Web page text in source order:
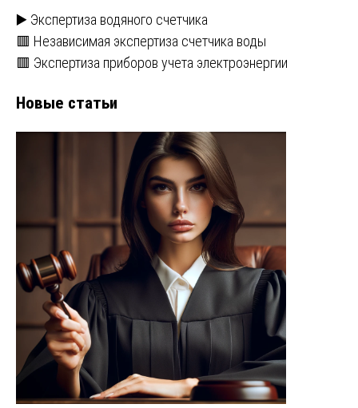
▶️ Экспертиза водяного счетчика
🟥 Независимая экспертиза счетчика воды
🟥 Экспертиза приборов учета электроэнергии
Новые статьи